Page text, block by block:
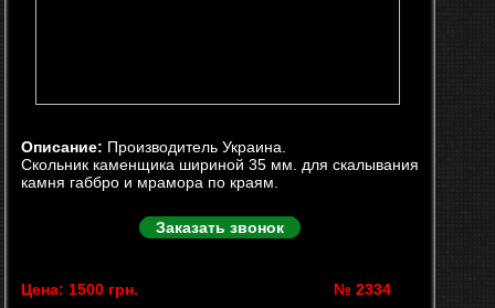
Описание: Производитель Украина.
Скольник каменщика шириной 35 мм. для скалывания
камня габбро и мрамора по краям.
Заказать звонок
Цена: 1500 грн. № 2334